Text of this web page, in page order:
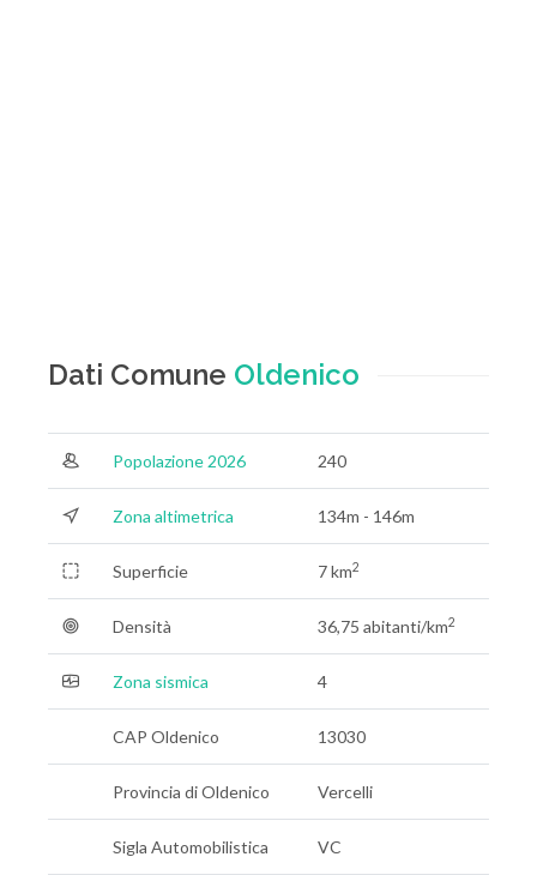
Dati Comune Oldenico
Popolazione 2026 240
Zona altimetrica 134m - 146m
Superficie 7 km2
Densità 36,75 abitanti/km2
Zona sismica 4
CAP Oldenico 13030
Provincia di Oldenico Vercelli
Sigla Automobilistica VC